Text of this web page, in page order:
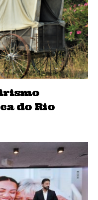
do Rio